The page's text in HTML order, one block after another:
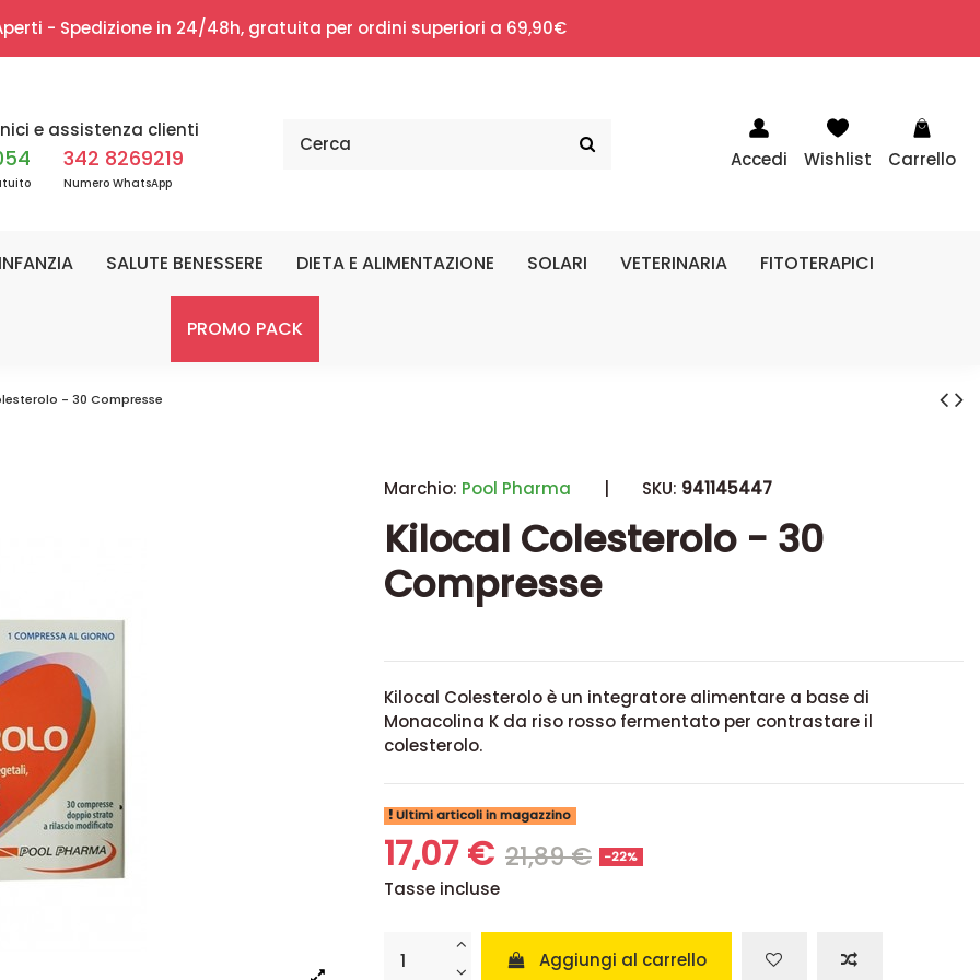
- Spedizione in 24/48h, gratuita per ordini superiori a 69,90€
e assistenza clienti
342 8269219
Numero WhatsApp
Accedi Wishlist Carrello
SALUTE BENESSERE DIETA E ALIMENTAZIONE SOLARI VETERINARIA FITOTERAPICI
PROMO PACK
- 30 Compresse
Marchio: Pool Pharma | SKU: 941145447
Kilocal Colesterolo - 30
Compresse
Kilocal Colesterolo è un integratore alimentare a base di
Monacolina K da riso rosso fermentato per contrastare il
colesterolo.
Ultimi articoli in magazzino
17,07 € 21,89 € -22%
Tasse incluse
Aggiungi al carrello